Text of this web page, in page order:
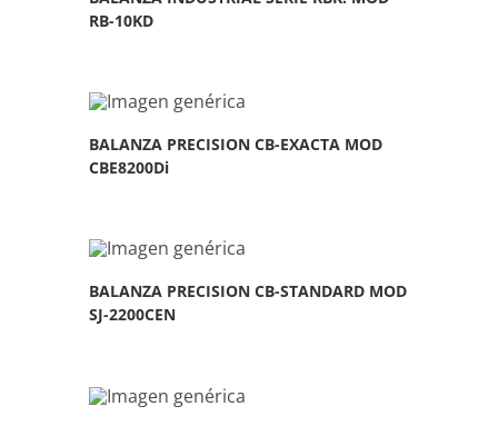
RB-10KD
BALANZA PRECISION CB-EXACTA MOD
CBE8200Di
BALANZA PRECISION CB-STANDARD MOD
SJ-2200CEN